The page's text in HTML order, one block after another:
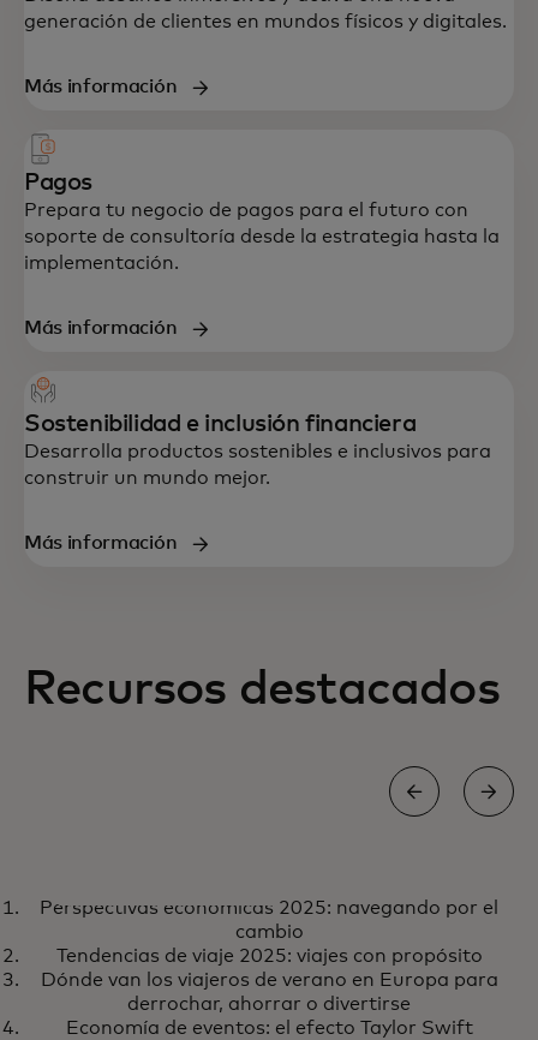
generación de clientes en mundos físicos y digitales.
Más información
Pagos
Prepara tu negocio de pagos para el futuro con
soporte de consultoría desde la estrategia hasta la
implementación.
Más información
Sostenibilidad e inclusión financiera
Desarrolla productos sostenibles e inclusivos para
construir un mundo mejor.
Más información
Recursos destacados
Perspectivas económicas 2025:
navegando por el cambio
se abre en una pestaña nueva
Perspectivas económicas 2025: navegando por el
cambio
Tendencias de viaje 2025: viajes con propósito
Dónde van los viajeros de verano en Europa para
derrochar, ahorrar o divertirse
Economía de eventos: el efecto Taylor Swift